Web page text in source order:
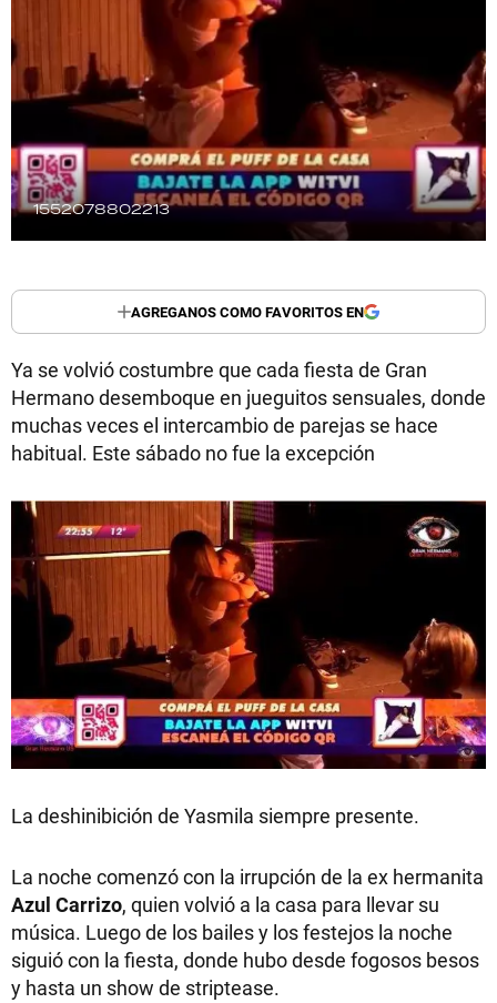
1552078802213
AGREGANOS COMO FAVORITOS EN
Ya se volvió costumbre que cada fiesta de Gran
Hermano desemboque en jueguitos sensuales, donde
muchas veces el intercambio de parejas se hace
habitual. Este sábado no fue la excepción
La deshinibición de Yasmila siempre presente.
La noche comenzó con la irrupción de la ex hermanita
Azul Carrizo, quien volvió a la casa para llevar su
música. Luego de los bailes y los festejos la noche
siguió con la fiesta, donde hubo desde fogosos besos
y hasta un show de striptease.
PALABRAS
HORÓSCOPO
Seguinos